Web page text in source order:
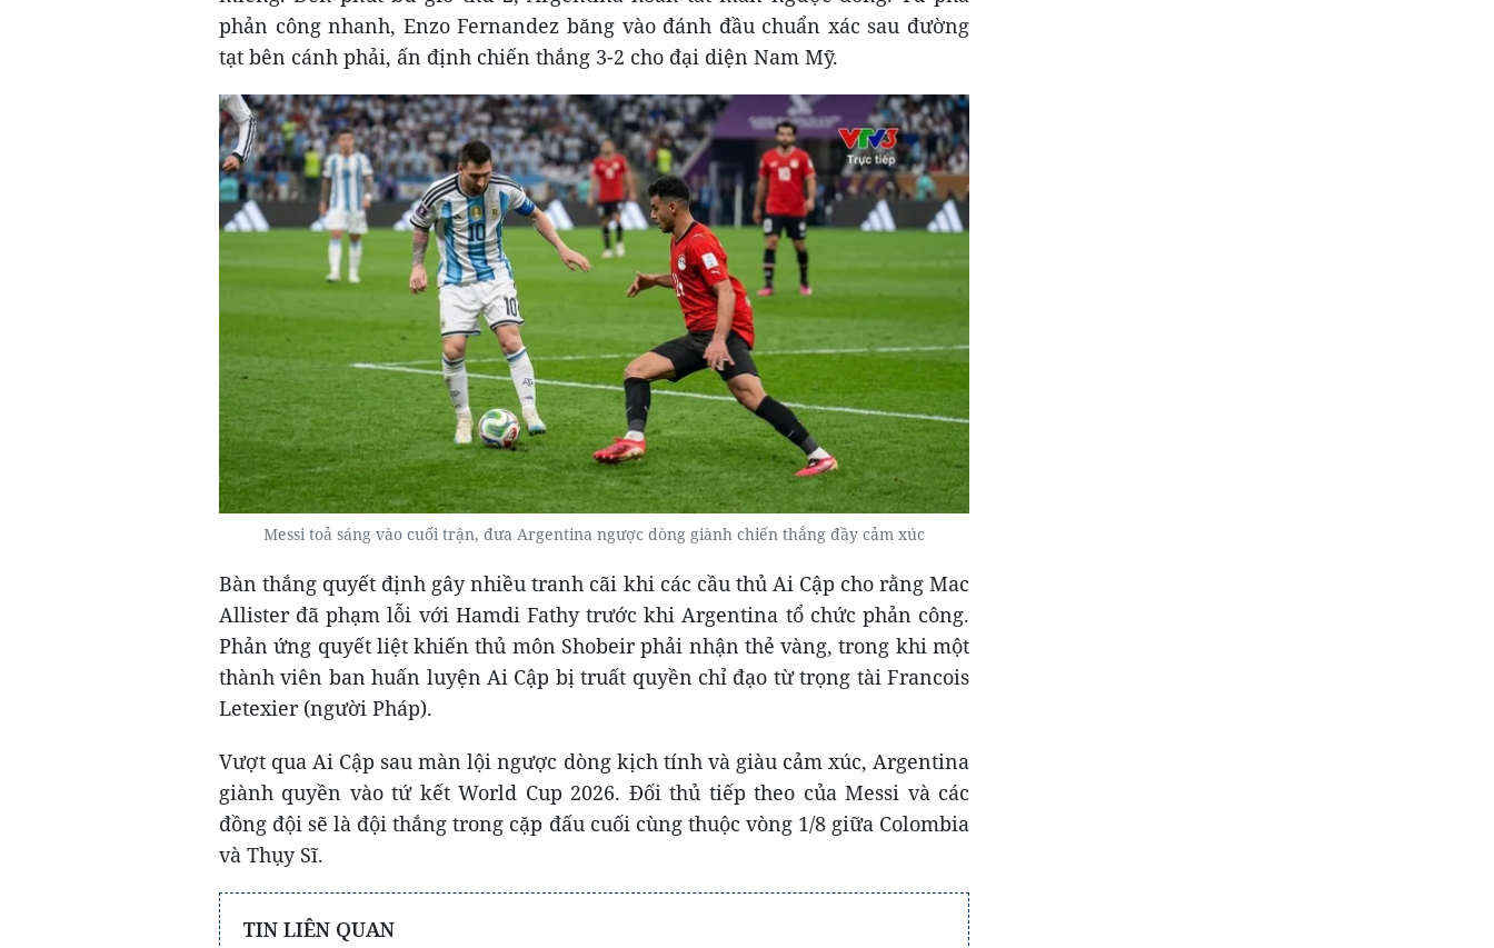
phản công nhanh, Enzo Fernandez băng vào đánh đầu chuẩn xác sau đường
tạt bên cánh phải, ấn định chiến thắng 3-2 cho đại diện Nam Mỹ.
Messi toả sáng vào cuối trận, đưa Argentina ngược dòng giành chiến thắng đầy cảm xúc
Bàn thắng quyết định gây nhiều tranh cãi khi các cầu thủ Ai Cập cho rằng Mac
Allister đã phạm lỗi với Hamdi Fathy trước khi Argentina tổ chức phản công.
Phản ứng quyết liệt khiến thủ môn Shobeir phải nhận thẻ vàng, trong khi một
thành viên ban huấn luyện Ai Cập bị truất quyền chỉ đạo từ trọng tài Francois
Letexier (người Pháp).
Vượt qua Ai Cập sau màn lội ngược dòng kịch tính và giàu cảm xúc, Argentina
giành quyền vào tứ kết World Cup 2026. Đối thủ tiếp theo của Messi và các
đồng đội sẽ là đội thắng trong cặp đấu cuối cùng thuộc vòng 1/8 giữa Colombia
và Thụy Sĩ.
TIN LIÊN QUAN